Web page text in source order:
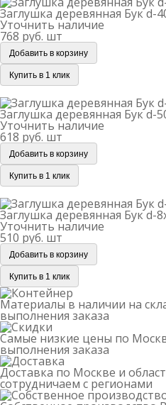
Заглушка деревянная Бук d-
Уточнить наличие
768 руб. шт
Добавить в корзину
Купить в 1 клик
Заглушка деревянная Бук d-
Уточнить наличие
618 руб. шт
Добавить в корзину
Купить в 1 клик
Заглушка деревянная Бук d-
Уточнить наличие
510 руб. шт
Добавить в корзину
Купить в 1 клик
Материалы в наличии на
выполнения заказа
Самые низкие цены по
выполнения заказа
Доставка по Москве и
сотрудничаем с регионами